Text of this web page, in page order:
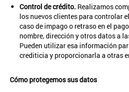
Control de crédito. Realizamos
los nuevos clientes para controlar
caso de impago o retraso en el
nombre, dirección y otros datos a
Pueden utilizar esa información
crediticia y proporcionarla a otras
Cómo protegemos sus datos